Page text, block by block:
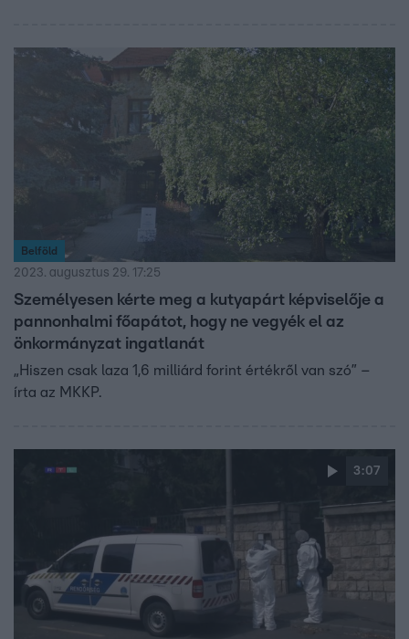
Belföld
2023. augusztus 29. 17:25
Személyesen kérte meg a kutyapárt képviselője a
pannonhalmi főapátot, hogy ne vegyék el az
önkormányzat ingatlanát
„Hiszen csak laza 1,6 milliárd forint értékről van szó” –
írta az MKKP.
3:07